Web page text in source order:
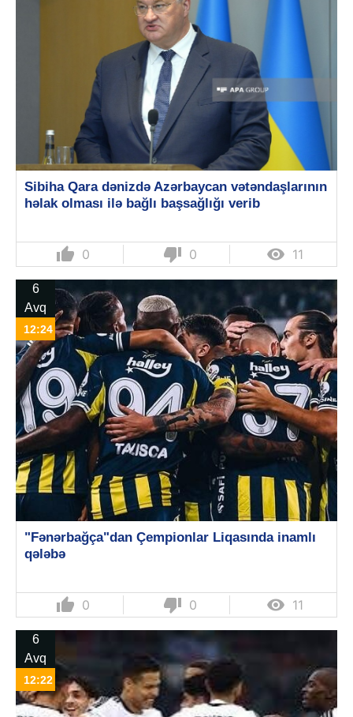
Sibiha Qara dənizdə Azərbaycan vətəndaşlarının
həlak olması ilə bağlı başsağlığı verib
thumb_up 0 thumb_down 0  11
6
Avq
12:24
"Fənərbağça"dan Çempionlar Liqasında inamlı
qələbə
thumb_up 0 thumb_down 0  11
6
Avq
12:22